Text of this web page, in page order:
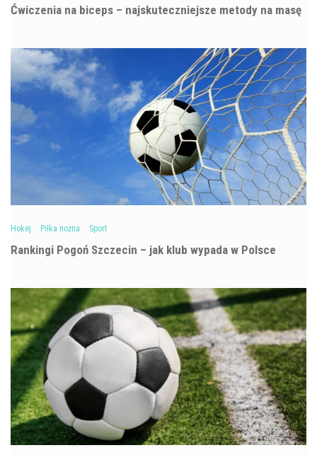
Ćwiczenia na biceps – najskuteczniejsze metody na masę
Hokej Piłka nożna Sport
Rankingi Pogoń Szczecin – jak klub wypada w Polsce